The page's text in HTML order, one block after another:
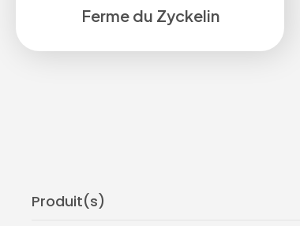
Ferme du Zyckelin
Produit(s)